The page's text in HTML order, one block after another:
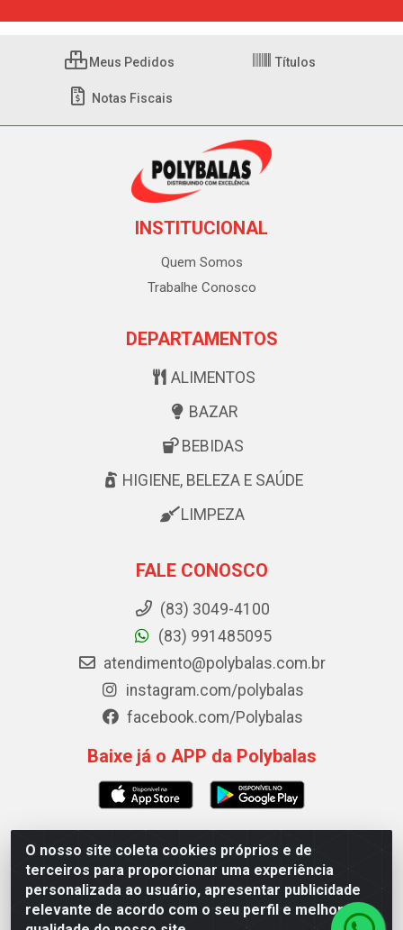
O nosso site coleta cookies próprios e de
terceiros para proporcionar uma experiência
personalizada ao usuário, apresentar publicidade
relevante de acordo com o seu perfil e melhorar a
Meus Pedidos Títulos
Notas Fiscais
INSTITUCIONAL
Quem Somos
Trabalhe Conosco
DEPARTAMENTOS
ALIMENTOS
BAZAR
BEBIDAS
HIGIENE, BELEZA E SAÚDE
LIMPEZA
FALE CONOSCO
(83) 3049-4100
(83) 991485095
atendimento@polybalas.com.br
instagram.com/polybalas
facebook.com/Polybalas
Baixe já o APP da Polybalas
Polybalas - Rua João Miguel de Souza, 173 Galpão B -
Ernesto Geisel, João Pessoa/PB - CEP 58.075-075 -
CNPJ 00.909.327/0002-61